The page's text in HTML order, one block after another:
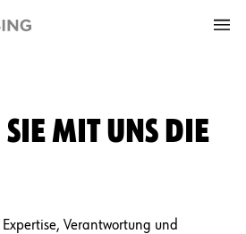
SIE MIT UNS DIE
Verantwortung und